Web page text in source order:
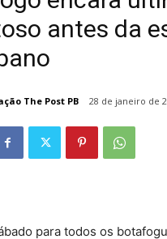
antes da
The Post PB 28 de janeiro de
para todos os